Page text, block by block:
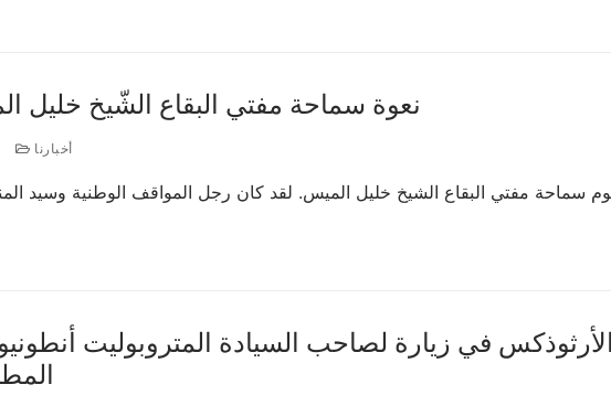
نعوة سماحة مفتي البقاع الشّيخ خليل الميس- 29
أخبارنا
في زيارة لصاحب السيادة المتروبوليت